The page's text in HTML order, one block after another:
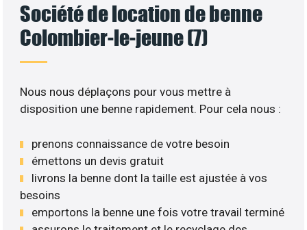
Société de location de benne
Colombier-le-jeune (7)
Nous nous déplaçons pour vous mettre à
disposition une benne rapidement. Pour cela nous :
prenons connaissance de votre besoin
émettons un devis gratuit
livrons la benne dont la taille est ajustée à vos
besoins
emportons la benne une fois votre travail terminé